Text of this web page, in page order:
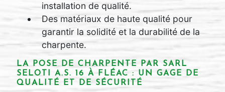
installation de qualité.
Des matériaux de haute qualité pour
garantir la solidité et la durabilité de la
charpente.
LA POSE DE CHARPENTE PAR SARL
SELOTI A.S. 16 À FLÉAC : UN GAGE DE
QUALITÉ ET DE SÉCURITÉ